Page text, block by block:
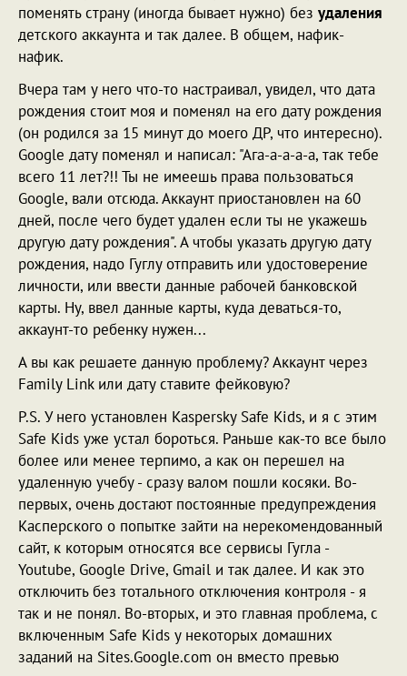
поменять страну (иногда бывает нужно) без удаления
детского аккаунта и так далее. В общем, нафик-
нафик.
Вчера там у него что-то настраивал, увидел, что дата
рождения стоит моя и поменял на его дату рождения
(он родился за 15 минут до моего ДР, что интересно).
Google дату поменял и написал: "Ага-а-а-а-а, так тебе
всего 11 лет?!! Ты не имеешь права пользоваться
Google, вали отсюда. Аккаунт приостановлен на 60
дней, после чего будет удален если ты не укажешь
другую дату рождения". А чтобы указать другую дату
рождения, надо Гуглу отправить или удостоверение
личности, или ввести данные рабочей банковской
карты. Ну, ввел данные карты, куда деваться-то,
аккаунт-то ребенку нужен...
А вы как решаете данную проблему? Аккаунт через
Family Link или дату ставите фейковую?
P.S. У него установлен Kaspersky Safe Kids, и я с этим
Safe Kids уже устал бороться. Раньше как-то все было
более или менее терпимо, а как он перешел на
удаленную учебу - сразу валом пошли косяки. Во-
первых, очень достают постоянные предупреждения
Касперского о попытке зайти на нерекомендованный
сайт, к которым относятся все сервисы Гугла -
Youtube, Google Drive, Gmail и так далее. И как это
отключить без тотального отключения контроля - я
так и не понял. Во-вторых, и это главная проблема, с
включенным Safe Kids у некоторых домашних
заданий на Sites.Google.com он вместо превью